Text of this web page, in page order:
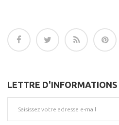
LETTRE D'INFORMATIONS